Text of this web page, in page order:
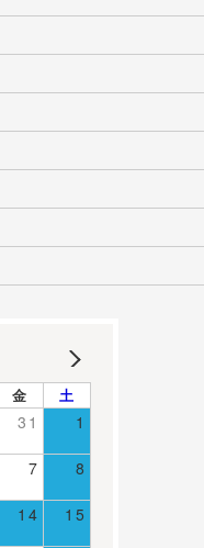
幸1-7-6日土地
金 土
31 1
7 8
14 15